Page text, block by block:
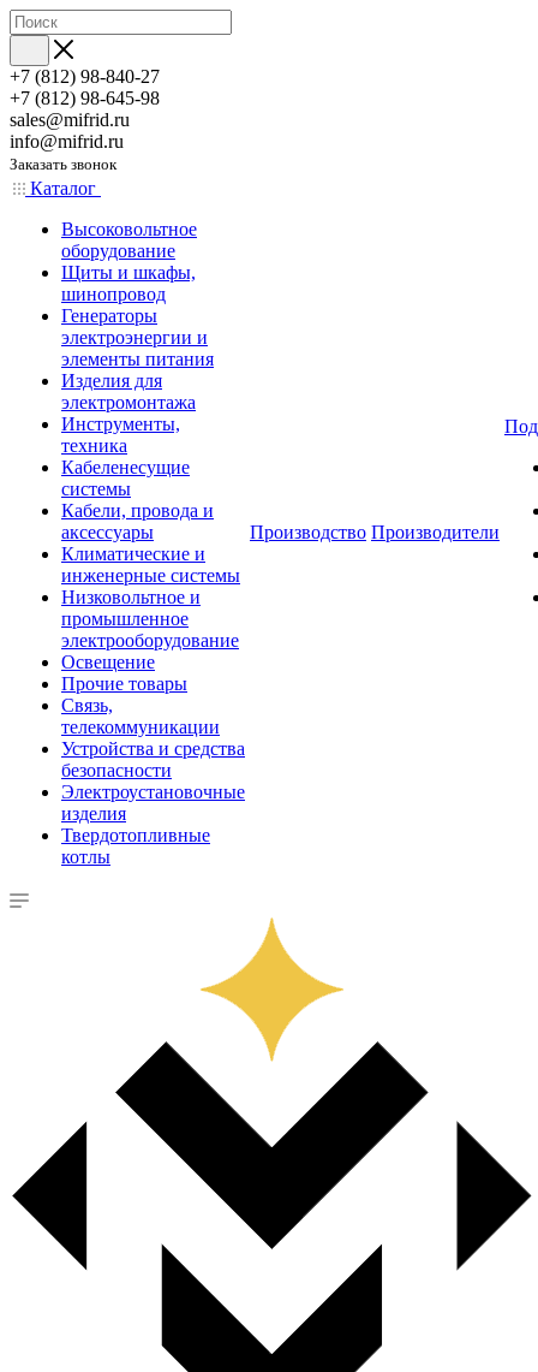
+7 (812) 98-840-27
+7 (812) 98-645-98
sales@mifrid.ru
info@mifrid.ru
Заказать звонок
Каталог
Высоковольтное
оборудование
Щиты и шкафы,
шинопровод
Генераторы
электроэнергии и
элементы питания
Изделия для
электромонтажа
Инструменты,
техника
Кабеленесущие
системы
Кабели, провода и
аксессуары
Климатические и
инженерные системы
Низковольтное и
промышленное
электрооборудование
Освещение
Прочие товары
Связь,
телекоммуникации
Устройства и средства
безопасности
Электроустановочные
изделия
Твердотопливные
котлы
Производство Производители